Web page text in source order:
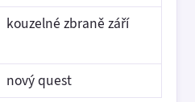
kouzelné zbraně září
nový quest